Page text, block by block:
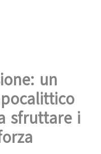
un
sfruttare i